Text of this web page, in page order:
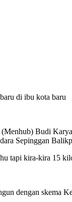
Budi
Sepinggan
tapi kira-kira 15
dengan skema